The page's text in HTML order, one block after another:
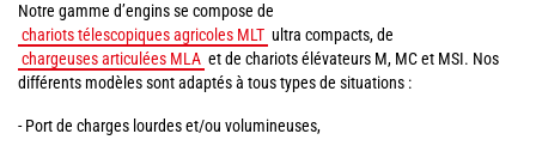
Notre gamme d’engins se compose de
chariots télescopiques agricoles MLT ultra compacts, de
chargeuses articulées MLA et de chariots élévateurs M, MC et MSI. Nos
différents modèles sont adaptés à tous types de situations :
- Port de charges lourdes et/ou volumineuses,